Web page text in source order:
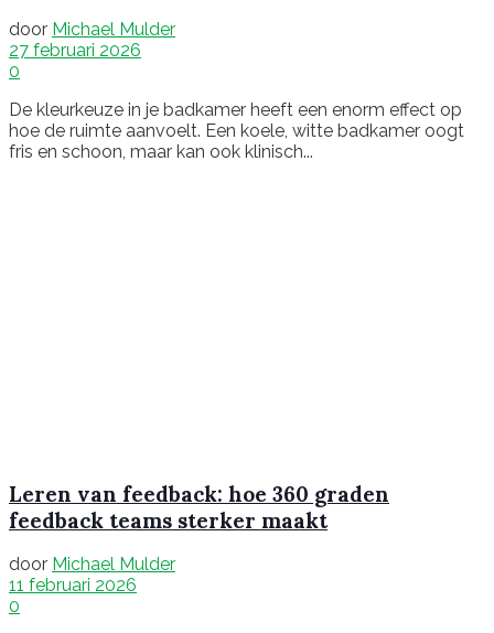
door Michael Mulder
27 februari 2026
0
De kleurkeuze in je badkamer heeft een enorm effect op
hoe de ruimte aanvoelt. Een koele, witte badkamer oogt
fris en schoon, maar kan ook klinisch...
Leren van feedback: hoe 360 graden
feedback teams sterker maakt
door Michael Mulder
11 februari 2026
0